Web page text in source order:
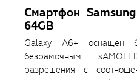
Смартфон
64GB
Galaxy A6+ оснащен
безрамочным
разрешения с